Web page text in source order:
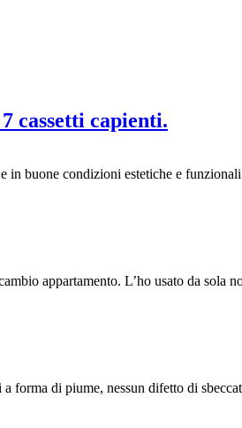
cassetti capienti.
in buone condizioni estetiche e
appartamento. L’ho usato da sola
forma di piume, nessun difetto di